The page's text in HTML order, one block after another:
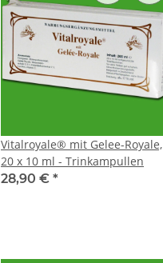
Vitalroyale® mit Gelee-Royale,
20 x 10 ml - Trinkampullen
28,90 € *